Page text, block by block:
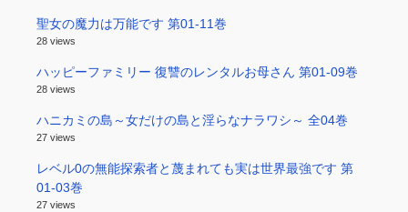
聖女の魔力は万能です 第01-11巻
28 views
ハッピーファミリー 復讐のレンタルお母さん 第01-09巻
28 views
ハニカミの島～女だけの島と淫らなナラワシ～ 全04巻
27 views
レベル0の無能探索者と蔑まれても実は世界最強です 第
01-03巻
27 views